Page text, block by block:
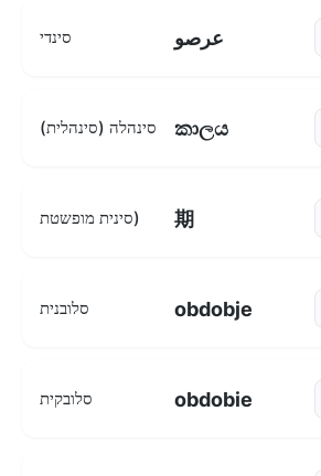
סינדי عرصو
סינהלה (סינהלית) කාලය
סינית מופשטת) 期
סלובנית obdobje
סלובקית obdobie